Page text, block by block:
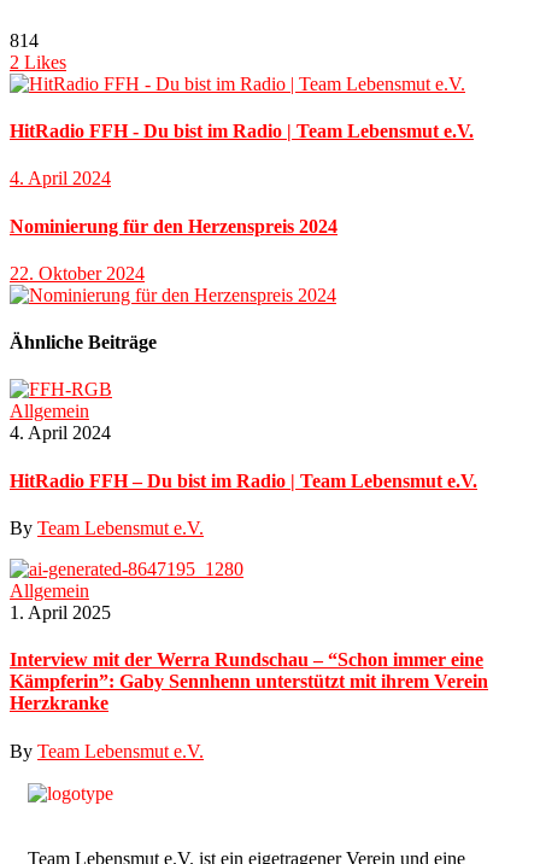
814
2 Likes
HitRadio FFH - Du bist im Radio | Team Lebensmut e.V.
4. April 2024
Nominierung für den Herzenspreis 2024
22. Oktober 2024
Ähnliche Beiträge
Allgemein
4. April 2024
HitRadio FFH – Du bist im Radio | Team Lebensmut e.V.
By Team Lebensmut e.V.
Allgemein
1. April 2025
Interview mit der Werra Rundschau – “Schon immer eine
Kämpferin”: Gaby Sennhenn unterstützt mit ihrem Verein
Herzkranke
By Team Lebensmut e.V.
Team Lebensmut e.V. ist ein eigetragener Verein und eine